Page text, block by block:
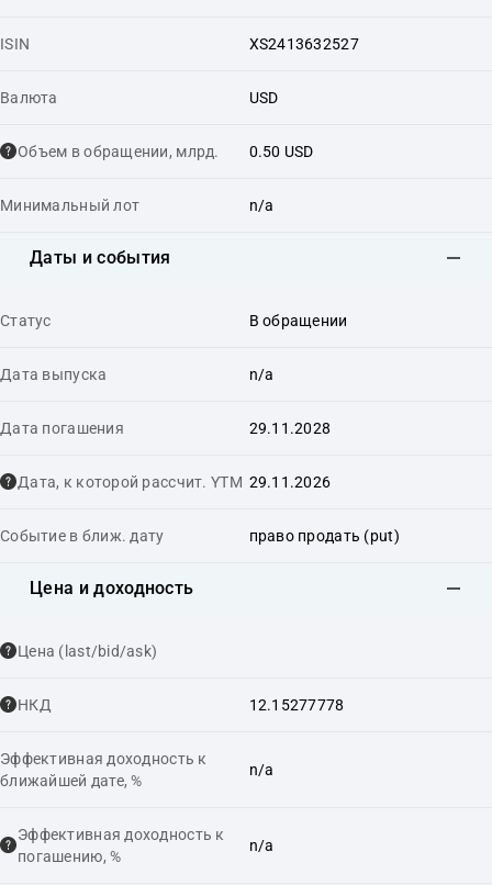
ISIN XS2413632527
Валюта USD
Объем в обращении, млрд. 0.50 USD
Минимальный лот n/a
Даты и события
Статус В обращении
Дата выпуска n/a
Дата погашения 29.11.2028
Дата, к которой рассчит. YTM 29.11.2026
Событие в ближ. дату право продать (put)
Цена и доходность
Цена (last/bid/ask)
НКД 12.15277778
Эффективная доходность к
ближайшей дате, %
n/a
Эффективная доходность к
погашению, %
n/a